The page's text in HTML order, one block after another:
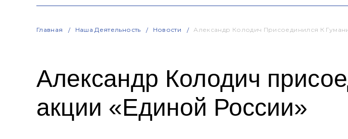
Главная Наша Деятельность Новости Александр Колодич Присоединился К
Александр Колодич
акции «Единой России»